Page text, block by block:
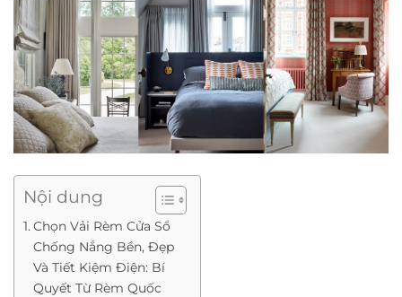
Nội dung
Chọn Vải Rèm Cửa Sổ
Chống Nắng Bền, Đẹp
Và Tiết Kiệm Điện: Bí
Quyết Từ Rèm Quốc